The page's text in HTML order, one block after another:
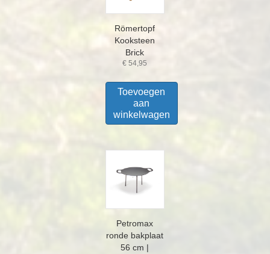
Römertopf
Kooksteen
Brick
€ 54,95
Toevoegen
aan
winkelwagen
Petromax
ronde bakplaat
56 cm |